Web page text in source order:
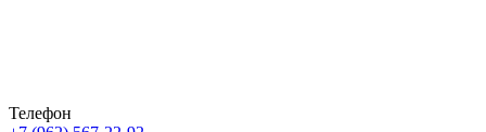
Телефон